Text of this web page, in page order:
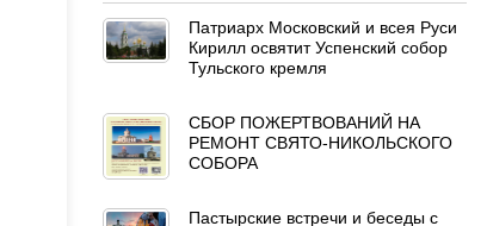
Патриарх Московский и всея Руси
Кирилл освятит Успенский собор
Тульского кремля
СБОР ПОЖЕРТВОВАНИЙ НА
РЕМОНТ СВЯТО-НИКОЛЬСКОГО
СОБОРА
Пастырские встречи и беседы с